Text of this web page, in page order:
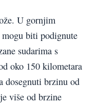
U gornjim
mogu biti podignute
sudarima s
oko 150 kilometara
dosegnuti brzinu od
više od brzine